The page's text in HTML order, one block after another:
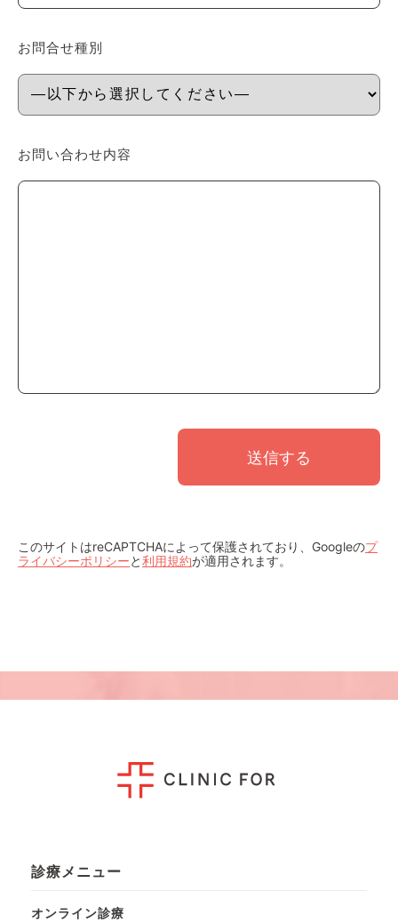
お問合せ種別
お問い合わせ内容
このサイトはreCAPTCHAによって保護されており、Googleのプ
ライバシーポリシーと利用規約が適用されます。
診療メニュー
オンライン診療